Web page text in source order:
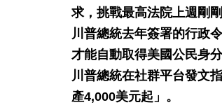
求，挑戰最高法院上週剛
川普總統去年簽署的行政
才能自動取得美國公民身分
川普總統在社群平台發文
產4,000美元起」。